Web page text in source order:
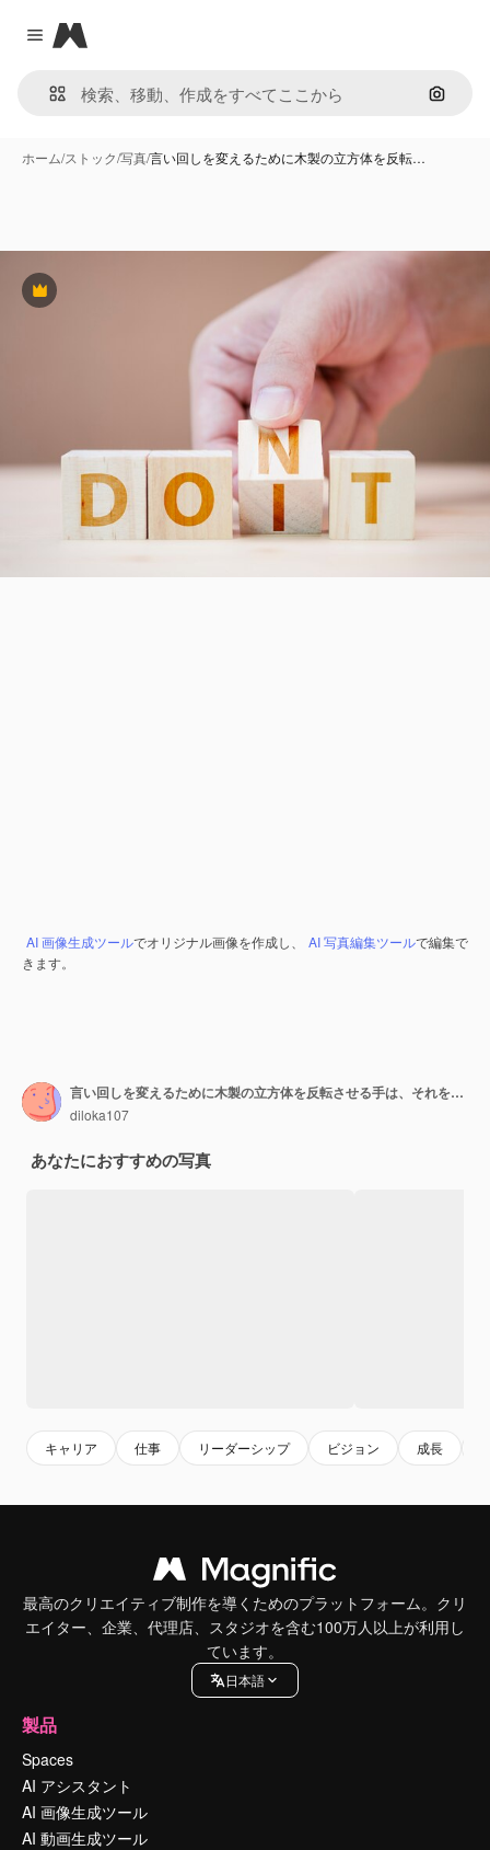
Close menu
Magnific
画像で
ホーム/ストック/写真/言い回しを変えるために木製の立方体を反転…
Premium
AI 画像生成ツールでオリジナル画像を作成し、 AI 写真編集ツールで編集で
きます。
言い回しを変えるために木製の立方体を反転させる手は、それをしないでください。
diloka107
あなたにおすすめの写真
キャリア 仕事 リーダーシップ ビジョン 成長
最高のクリエイティブ制作を導くためのプラットフォーム。クリ
エイター、企業、代理店、スタジオを含む100万人以上が利用し
ています。
日本語
製品
Spaces
AI アシスタント
AI 画像生成ツール
AI 動画生成ツール